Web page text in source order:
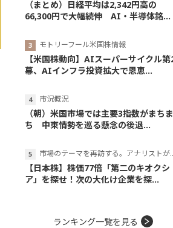
（まとめ）日経平均は2,342円高の
66,300円で大幅続伸 AI・半導体銘...
モトリーフール米国株情報
【米国株動向】AIスーパーサイクル第
幕、AIインフラ投資拡大で恩恵...
市況概況
（朝）米国市場では主要3指数がまちま
ち 中東情勢を巡る懸念の後退...
市場のテーマを再訪する。アナリストが読み解くテーマの本質
【日本株】株価77倍「第二のキオクシ
ア」を探せ！次の大化け企業を探...
ランキング一覧を見る